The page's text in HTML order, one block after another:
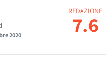
2020
REDAZIONE
7.6